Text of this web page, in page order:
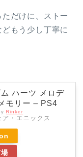
だけに、ストー
もう少し丁寧に
ハーツ メロデ
モリー – PS4
Rinker
ア・エニックス